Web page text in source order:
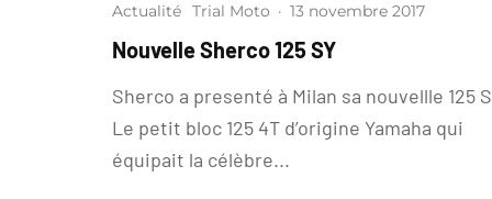
Actualité Trial Moto · 13 novembre 2017
Nouvelle Sherco 125 SY
Sherco a presenté à Milan sa nouvellle 125
Le petit bloc 125 4T d’origine Yamaha qui
équipait la célèbre...